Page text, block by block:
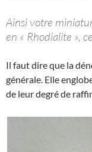
Ainsi votre
en « Rhodialite »,
Il faut dire que la
générale. Elle
de leur degré de